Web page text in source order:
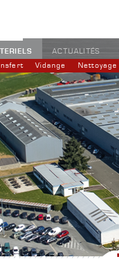
Vidange Nettoyage
ACTUALITÉS